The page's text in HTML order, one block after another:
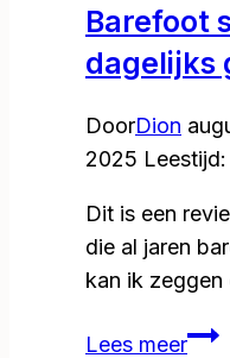
Barefoot
dagelijks
DoorDion
2025 Leestijd:
Dit is een
die al jaren
kan ik
Lees meer